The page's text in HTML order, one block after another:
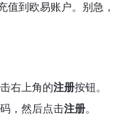
值到欧易账户。别急，
右上角的注册按钮。
，然后点击注册。